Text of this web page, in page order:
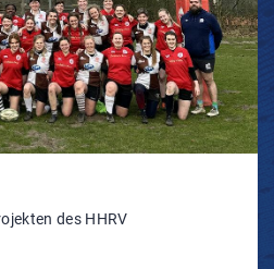
des HHRV